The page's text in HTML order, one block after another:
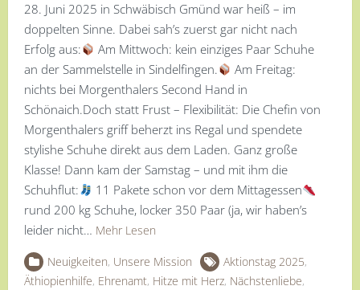
28. Juni 2025 in Schwäbisch Gmünd war heiß – im
doppelten Sinne. Dabei sah’s zuerst gar nicht nach
Erfolg aus:
Am Mittwoch: kein einziges Paar Schuhe
an der Sammelstelle in Sindelfingen.
Am Freitag:
nichts bei Morgenthalers Second Hand in
Schönaich.Doch statt Frust – Flexibilität: Die Chefin von
Morgenthalers griff beherzt ins Regal und spendete
stylishe Schuhe direkt aus dem Laden. Ganz große
Klasse! Dann kam der Samstag – und mit ihm die
Schuhflut:
11 Pakete schon vor dem Mittagessen
rund 200 kg Schuhe, locker 350 Paar (ja, wir haben’s
leider nicht… Mehr Lesen
Neuigkeiten, Unsere Mission Aktionstag 2025,
Äthiopienhilfe, Ehrenamt, Hitze mit Herz, Nächstenliebe,